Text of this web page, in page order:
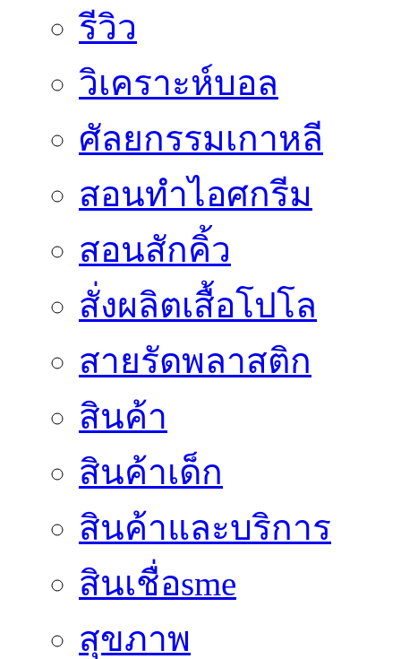
รีวิว
วิเคราะห์บอล
ศัลยกรรมเกาหลี
สอนทำไอศกรีม
สอนสักคิ้ว
สั่งผลิตเสื้อโปโล
สายรัดพลาสติก
สินค้า
สินค้าเด็ก
สินค้าและบริการ
สินเชื่อsme
สุขภาพ